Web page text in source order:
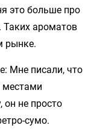
это больше про
Таких ароматов
рынке.
Мне писали, что
местами
он не просто
сумо.